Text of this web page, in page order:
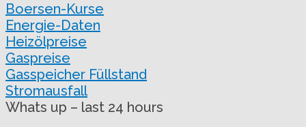
Boersen-Kurse
Energie-Daten
Heizölpreise
Gaspreise
Gasspeicher Füllstand
Stromausfall
Whats up – last 24 hours